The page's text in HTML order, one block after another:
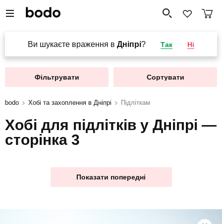
Ви шукаєте враження в Дніпрі? Так Ні
Фільтрувати Сортувати
bodo Хобі та захоплення в Дніпрі Підліткам
Хобі для підлітків у Дніпрі —
сторінка 3
Показати попередні